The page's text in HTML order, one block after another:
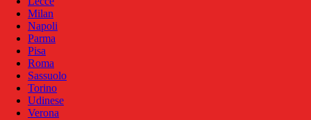
Milan
Napoli
Parma
Pisa
Roma
Sassuolo
Torino
Udinese
Verona